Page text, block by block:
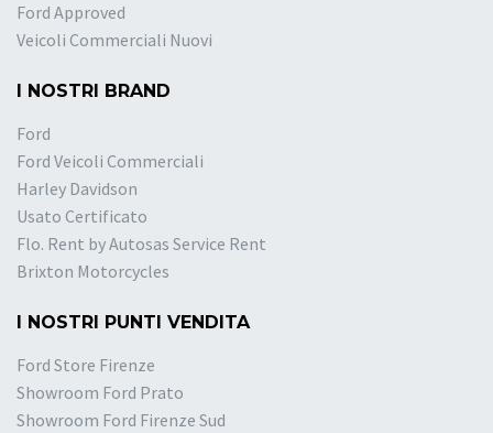
Ford Approved
Veicoli Commerciali Nuovi
I NOSTRI BRAND
Ford
Ford Veicoli Commerciali
Harley Davidson
Usato Certificato
Flo. Rent by Autosas Service Rent
Brixton Motorcycles
I NOSTRI PUNTI VENDITA
Ford Store Firenze
Showroom Ford Prato
Showroom Ford Firenze Sud